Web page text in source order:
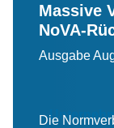
Massive
NoVA-
Ausgabe
Die